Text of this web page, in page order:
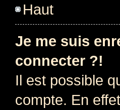
Haut
Je me suis
connecter ?!
Il est possible
compte. En